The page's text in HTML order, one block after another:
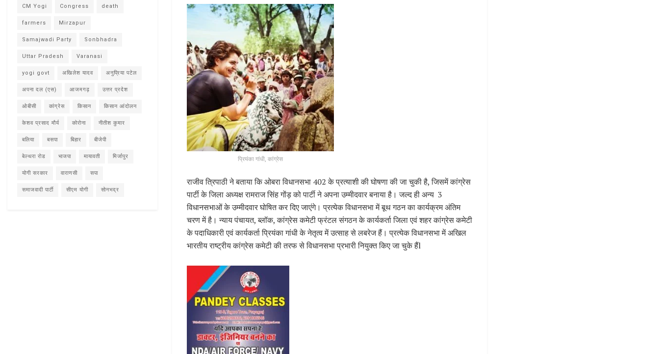
प्रियंका गांधी, कांग्रेस
राजीव त्रिपाठी ने बताया कि ओबरा विधानसभा 402 के प्रत्याशी की घोषणा की जा चुकी है, जिसमें कांग्रेस
पार्टी के जिला अध्यक्ष रामराज सिंह गोंड़ को पार्टी ने अपना उम्मीदवार बनाया है। जल्द ही अन्य 3
विधानसभाओं के उम्मीदवार घोषित कर दिए जाएंगे। प्रत्येक विधानसभा में बूथ गठन का कार्यक्रम अंतिम
चरण में है। न्याय पंचायत, ब्लॉक, कांग्रेस कमेटी फ्रंटल संगठन के कार्यकर्ता जिला एवं शहर कांग्रेस कमेटी
के पदाधिकारी एवं कार्यकर्ता प्रियंका गांधी के नेतृत्व में उत्साह से लबरेज हैं। प्रत्येक विधानसभा में अखिल
भारतीय राष्ट्रीय कांग्रेस कमेटी की तरफ से विधानसभा प्रभारी नियुक्त किए जा चुके हैंl
CM Yogi Congress death
farmers Mirzapur
Samajwadi Party Sonbhadra
Uttar Pradesh Varanasi
yogi govt अखिलेश यादव अनुप्रिया पटेल
अपना दल (एस) आजमगढ़ उत्तर प्रदेश
ओबीसी कांग्रेस किसान किसान आंदोलन
केशव प्रसाद मौर्य कोरोना नीतीश कुमार
बलिया बसपा बिहार बीजेपी
बेल्थरा रोड भाजपा मायावती मिर्जापुर
योगी सरकार वाराणसी सपा
समाजवादी पार्टी सीएम योगी सोनभद्र